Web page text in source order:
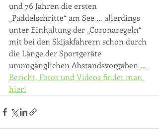
und 76 Jahren die ersten
„Paddelschritte“ am See … allerdings
unter Einhaltung der „Coronaregeln“
mit bei den Skijakfahrern schon durch
die Länge der Sportgeräte
unumgänglichen Abstandsvorgaben …
Bericht, Fotos und Videos findet man
hier!